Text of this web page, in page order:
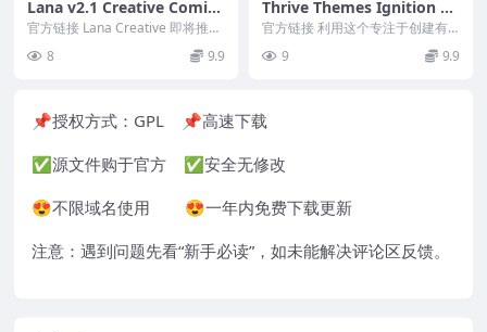
Lana v2.1 Creative Comin
g Soon Template
官方链接 Lana Creative 即将推出
模板 Nulled 是一款创意、现...
8 9.9
Thrive Themes Ignition v.
2.11.1
官方链接 利用这个专注于创建有
效的营销页面和博客文章的 Word
Press 主题...
9 9.9
📌授权方式： GPL 📌高速下载
✅源文件购于官方 ✅安全无修改
😍不限域名使用 😍一年内免费下载更新
注意：遇到问题先看“新手必读”，如未能解决评论区反馈。